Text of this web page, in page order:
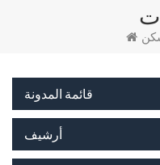
قائمة المدونة
أرشيف